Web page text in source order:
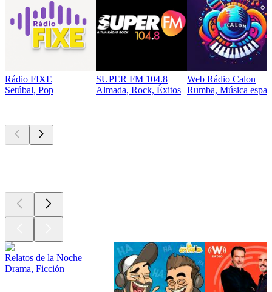
Rádio FIXE
Setúbal, Pop
SUPER FM 104.8
Almada, Rock, Éxitos
Web Rádio Calon
Rumba, Música
Relatos de la Noche
Drama, Ficción